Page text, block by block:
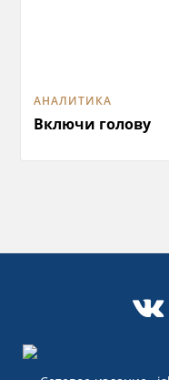
АНАЛИТИКА
Включи голову